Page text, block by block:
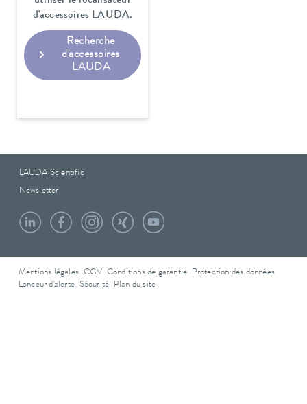
d'accessoires LAUDA.
Recherche
d'accessoires
LAUDA
LAUDA Scientific
Newsletter
Mentions légales CGV Conditions de garantie
Protection des données
Lanceur d'alerte Sécurité Plan du site